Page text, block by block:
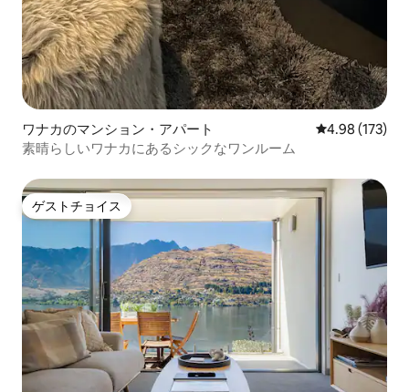
ワナカのマンション・アパート レビュー173
4.98 (173)
素晴らしいワナカにあるシックなワンルーム
ゲストチョイス
ゲストチョイス